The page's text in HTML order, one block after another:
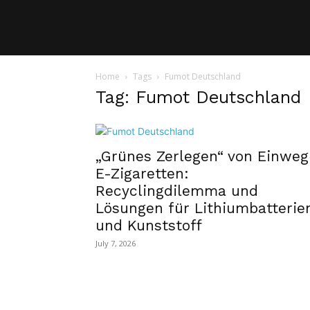
Home Tags Fumot Deutschland
Tag: Fumot Deutschland
„Grünes Zerlegen“ von
E-Zigaretten:
Recyclingdilemma und
Lösungen für
und Kunststoff
July 7, 2026